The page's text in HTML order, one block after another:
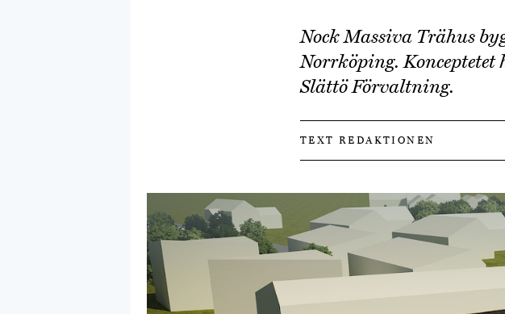
Nock Massiva Trähus
Norrköping. Konceptetet
Slättö Förvaltning.
TEXT REDAKTIONEN